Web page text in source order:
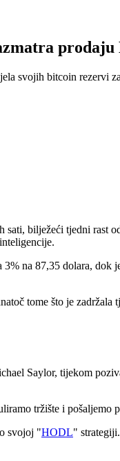
prodaju
svojih bitcoin rezervi
bilježeći tjedni rast
3% na 87,35 dolara,
tome što je
Saylor, tijekom
tržište i pošaljemo
svojoj "HODL"